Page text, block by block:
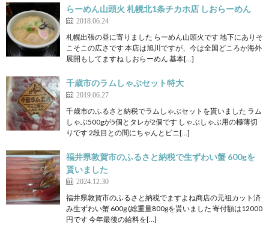
らーめん山頭火 札幌北1条チカホ店 しおらーめん
2018.06.24
札幌出張の昼に寄りました らーめん山頭火です 地下にありそ
こそこの広さです 本店は旭川ですが、今は全国どころか海外
展開もしてますね しおらーめん 基本[…]
千歳市のラムしゃぶセット特大
2019.06.27
千歳市のふるさと納税でラムしゃぶセットを貰いました ラム
しゃぶ500gが5個とタレが2個です しゃぶしゃぶ用の極薄切
りです 2段目との間にちゃんとビニ[…]
福井県敦賀市のふるさと納税で生ずわい蟹 600gを
貰いました
2024.12.30
福井県敦賀市のふるさと納税でますよね商店の元祖カット済
み生ずわい蟹 600g (総重量800gを貰いました 寄付額は12000
円です 今年最後の給料を[…]